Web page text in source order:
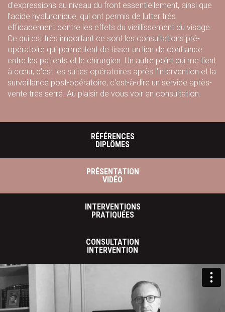
d'expressions au niveau du front essentiellement, ainsi que
l’acide hyaluronique, qui ont permis de lutter très
efficacement contre les effets du vieillissement du visage.
Ce qui est très important ce sont les consultations pré-
opératoire qui permettent de tisser un lien de confiance
entre les patients et le chirurgien. Un autre point qui me tient
à cœur, c’est les suites opératoires après l'intervention et la
surveillance post-opératoire, c'est-à-dire un service après-
vente très serré. Au plaisir de vous voir en consultation.
RÉFÉRENCES
DIPLÔMES
PRÉSENTATION
VIDÉO
INTERVENTIONS
PRATIQUÉES
CONSULTATION
INTERVENTION